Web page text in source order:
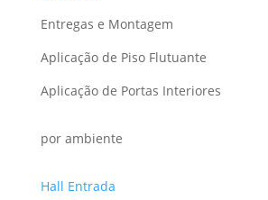
Entregas e Montagem
Aplicação de Piso Flutuante
Aplicação de Portas Interiores
por ambiente
Hall Entrada